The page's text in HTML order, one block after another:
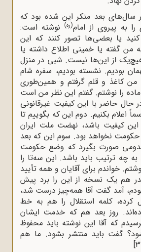
بعد منکر این شده بود که
به پیروی از امام(ره) نوشته است:
یا بعضی‌ها تصور کنند که این
من گفته یا خمینی اطلاع داشته یا
از این‌ها نیست. شبی در منزل
بودیم. نشسته بودیم، سفره شام
من کاغذ و قلم گرفتم و همین‌طوری
را نوشتم. گفتم این نظر من است
حال حاضر با این کیفیت غیرقانونی
اعلام بکنیم. دوم این که بگوییم تا
کیفیت باشد، نهضت ملت ایران
نخواهد بود. سوم این که بعد
صورت بگیرد که وضع حکومت
به چه ترتیب باید باشد. این سه‌تا را
خواندم برای آقایان و همه تأیید
هم یک نسخه از این را برد پیش
آمد گفت آقا همه‌چیز درست شد،
کرده، کلمه استقلال را هم به خط
روز بعد هم که خدمت ایشان
که آقا این نوشته باید محفوظ
گفت باید منتشر بشود. ما هم